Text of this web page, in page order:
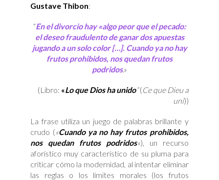
Gustave Thibon:
“En el divorcio hay «algo peor que el pecado:
el deseo fraudulento de ganar dos apuestas
jugando a un solo color […]. Cuando ya no hay
frutos prohibidos, nos quedan frutos
podridos.»
(Libro: «Lo que Dios ha unido”(Ce que Dieu a
uni))
La frase utiliza un juego de palabras brillante y
crudo («Cuando ya no hay frutos prohibidos,
nos quedan frutos podridos«), un recurso
aforístico muy característico de su pluma para
criticar cómo la modernidad, al intentar eliminar
las reglas o los límites morales (los frutos